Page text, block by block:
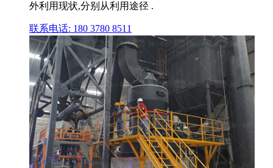
外利用现状,分别从利用途径 .
联系电话: 180 3780 8511